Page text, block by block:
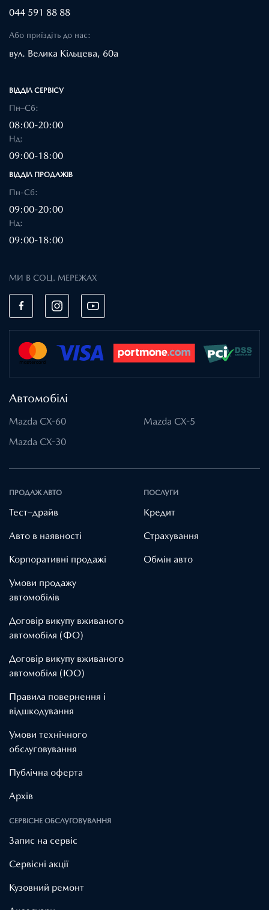
044 591 88 88
Або приїздіть до нас:
вул. Велика Кільцева, 60а
ВІДДІЛ CЕРВІСУ
Пн–Сб:
08:00-20:00
Нд:
09:00-18:00
ВІДДІЛ ПРОДАЖІВ
Пн-Сб:
09:00-20:00
Нд:
09:00-18:00
МИ В СОЦ. МЕРЕЖАХ
Автомобілі
Mazda CX-60
Mazda CX-5
Mazda CX-30
ПРОДАЖ АВТО
Тест–драйв
Авто в наявності
Корпоративні продажі
Умови продажу
автомобілів
Договір викупу вживаного
автомобіля (ФО)
Договір викупу вживаного
автомобіля (ЮО)
Правила повернення і
відшкодування
Умови технічного
обслуговування
Публічна оферта
Архів
ПОСЛУГИ
Кредит
Страхування
Обмін авто
СЕРВІСНЕ ОБСЛУГОВУВАННЯ
Запис на сервіс
Cервісні акції
Кузовний ремонт